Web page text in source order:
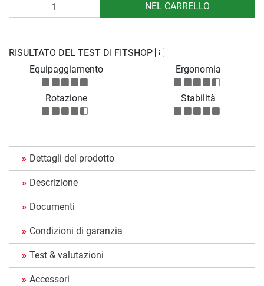
NEL CARRELLO
RISULTATO DEL TEST DI FITSHOP
Equipaggiamento
Ergonomia
Rotazione Stabilità
Dettagli del prodotto
Descrizione
Documenti
Condizioni di garanzia
Test & valutazioni
Accessori